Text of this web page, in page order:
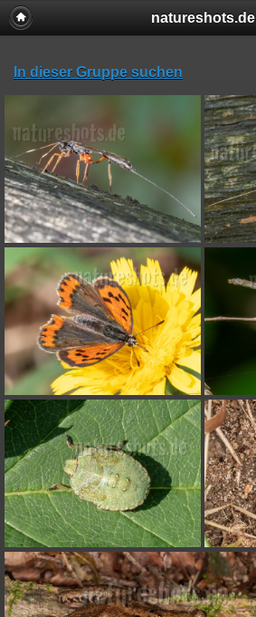
natureshots.de
In dieser Gruppe suchen